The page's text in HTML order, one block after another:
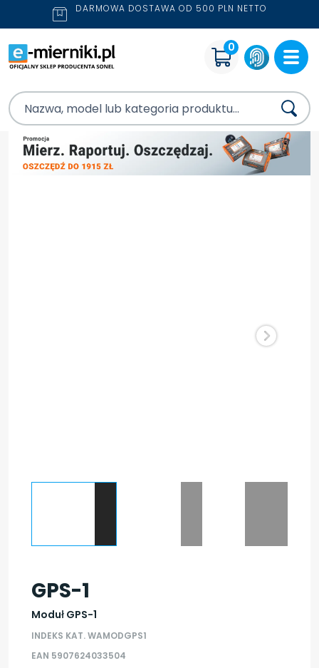
DARMOWA DOSTAWA OD 500 PLN NETTO
0
GPS-1
Moduł GPS-1
INDEKS KAT. WAMODGPS1
EAN 5907624033504